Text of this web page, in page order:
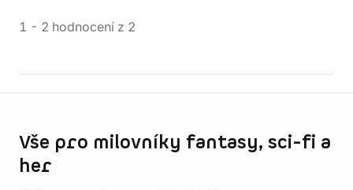
1 - 2 hodnocení z 2
Vše pro milovníky fantasy, sci-fi a
her